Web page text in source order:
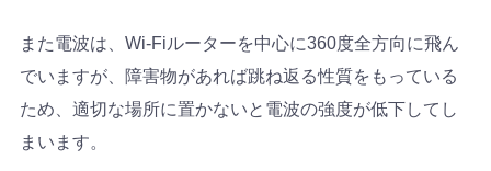
また電波は、Wi-Fiルーターを中心に360度全方向に飛ん
でいますが、障害物があれば跳ね返る性質をもっている
ため、適切な場所に置かないと電波の強度が低下してし
まいます。